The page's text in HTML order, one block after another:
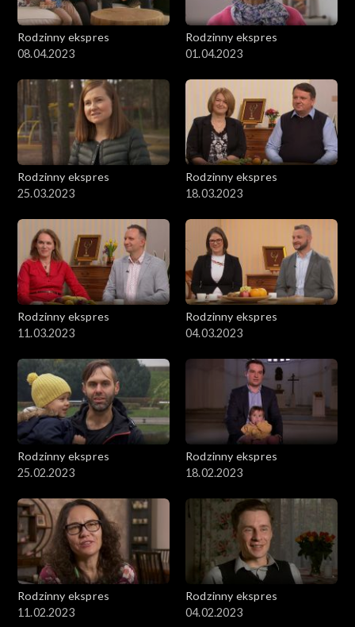
Rodzinny ekspres
08.04.2023
Rodzinny ekspres
01.04.2023
Rodzinny ekspres
25.03.2023
Rodzinny ekspres
18.03.2023
Rodzinny ekspres
11.03.2023
Rodzinny ekspres
04.03.2023
Rodzinny ekspres
25.02.2023
Rodzinny ekspres
18.02.2023
Rodzinny ekspres
11.02.2023
Rodzinny ekspres
04.02.2023